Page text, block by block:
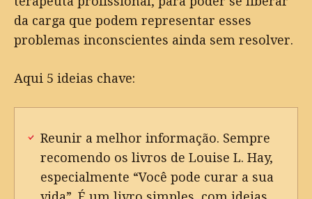
da carga que podem representar esses
problemas inconscientes ainda sem resolver.
Aqui 5 ideias chave:
Reunir a melhor informação. Sempre
recomendo os livros de Louise L. Hay,
especialmente “Você pode curar a sua